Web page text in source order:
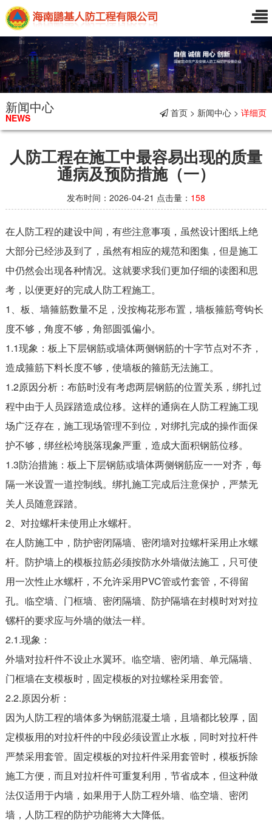
新闻中心
NEWS 首页 > 新闻中心 >详细页
人防工程在施工中最容易出现的质量
通病及预防措施（一）
发布时间：2026-04-21 点击量： 158
在人防工程的建设中间，有些注意事项，虽然设计图纸上绝
大部分已经涉及到了，虽然有相应的规范和图集，但是施工
中仍然会出现各种情况。这就要求我们更加仔细的读图和思
考，以便更好的完成人防工程施工。
1、板、墙箍筋数量不足，没按梅花形布置，墙板箍筋弯钩长
度不够，角度不够，角部圆弧偏小。
1.1现象：板上下层钢筋或墙体两侧钢筋的十字节点对不齐，
造成箍筋下料长度不够，使墙板的箍筋无法施工。
1.2原因分析：布筋时没有考虑两层钢筋的位置关系，绑扎过
程中由于人员踩踏造成位移。这样的通病在人防工程施工现
场广泛存在，施工现场管理不到位，对绑扎完成的操作面保
护不够，绑丝松垮脱落现象严重，造成大面积钢筋位移。
1.3防治措施：板上下层钢筋或墙体两侧钢筋应一一对齐，每
隔一米设置一道控制线。绑扎施工完成后注意保护，严禁无
关人员随意踩踏。
2、对拉螺杆未使用止水螺杆。
在人防施工中，防护密闭隔墙、密闭墙对拉螺杆采用止水螺
杆。防护墙上的模板拉筋必须按防水外墙做法施工，只可使
用一次性止水螺杆，不允许采用PVC管或竹套管，不得留
孔。临空墙、门框墙、密闭隔墙、防护隔墙在封模时对对拉
镙杆的要求应与外墙的做法一样。
2.1.现象：
外墙对拉杆件不设止水翼环。临空墙、密闭墙、单元隔墙、
门框墙在支模板时，固定模板的对拉螺栓采用套管。
2.2.原因分析：
因为人防工程的墙体多为钢筋混凝土墙，且墙都比较厚，固
定模板用的对拉杆件的中段必须设置止水板，同时对拉杆件
严禁采用套管。固定模板的对拉杆件采用套管时，模板拆除
施工方便，而且对拉杆件可重复利用，节省成本，但这种做
法仅适用于内墙，如果用于人防工程外墙、临空墙、密闭
墙，人防工程的防护功能将大大降低。